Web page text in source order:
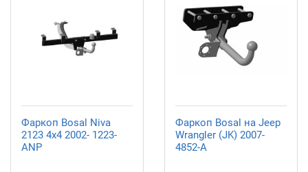
Фаркоп Bosal Niva
2123 4x4 2002- 1223-
ANP
Фаркоп Bosal на Jeep
Wrangler (JK) 2007-
4852-A